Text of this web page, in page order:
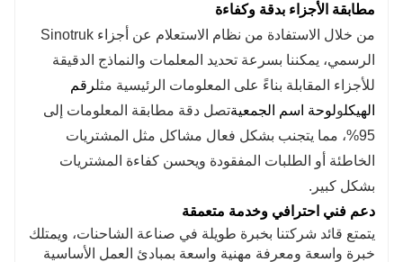
مطابقة الأجزاء بدقة وكفاءة
من خلال الاستفادة من نظام الاستعلام عن أجزاء Sinotruk
الرسمي، يمكننا بسرعة تحديد المعلمات والنماذج الدقيقة
للأجزاء المقابلة بناءً على المعلومات الرئيسية مثلرقم
الهيكلولوحة اسم الجمعيةتصل دقة مطابقة المعلومات إلى
95%، مما يتجنب بشكل فعال مشاكل مثل المشتريات
الخاطئة أو الطلبات المفقودة ويحسن كفاءة المشتريات
بشكل كبير.
دعم فني احترافي وخدمة متعمقة
يتمتع قائد شركتنا بخبرة طويلة في صناعة الشاحنات، ويمتلك
خبرة واسعة ومعرفة مهنية واسعة بمبادئ العمل الأساسية